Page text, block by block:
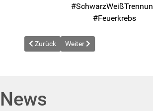
#Feuerkrebs
Vorheriger Beitrag: News vom 2025-09-25
Zurück Nächster Beitrag: News vom
Weiter
News